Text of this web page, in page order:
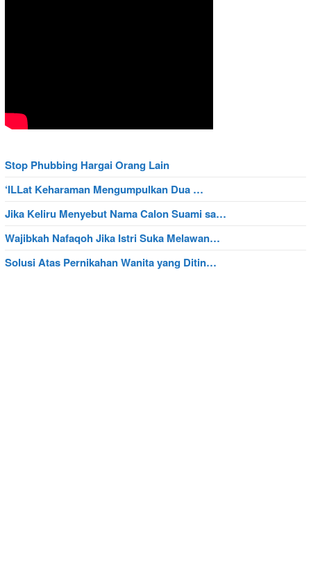
Stop Phubbing Hargai Orang Lain
‘ILLat Keharaman Mengumpulkan Dua …
Jika Keliru Menyebut Nama Calon Suami sa…
Wajibkah Nafaqoh Jika Istri Suka Melawan…
Solusi Atas Pernikahan Wanita yang Ditin…